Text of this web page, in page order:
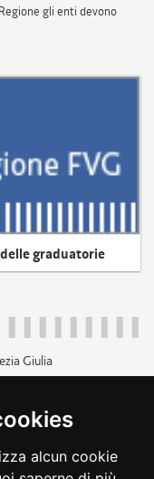
alcun cookie
gli enti devono
graduatorie
Giulia